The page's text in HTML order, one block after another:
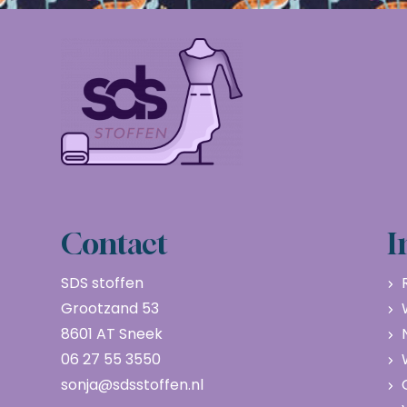
Contact
SDS stoffen
Grootzand 53
8601 AT Sneek
06 27 55 3550
sonja@sdsstoffen.nl